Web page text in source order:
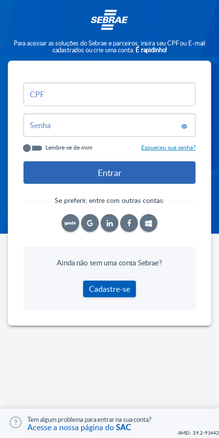
Para acessar as soluções do Sebrae e parceiros, insira seu CPF ou E-mail
cadastrados ou crie uma conta. É rapidinho!
CPF
Senha
Lembre-se de mim Esqueceu sua senha?
Se preferir, entre com outras contas:
Tem algum problema para entrar na sua conta?
Acesse a nossa página doSAC
Ainda não tem uma conta Sebrae?
Cadastre-se
AMEI: 3.9.2-91442